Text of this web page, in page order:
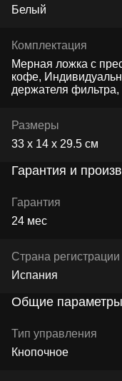
Белый
Комплектация
Мерная ложка с
кофе,
держателя фильтра,
Размеры
33 x 14 x 29.5 см
Гарантия и
Гарантия
24 мес
Страна
Испания
Общие параметры
Тип управления
Кнопочное